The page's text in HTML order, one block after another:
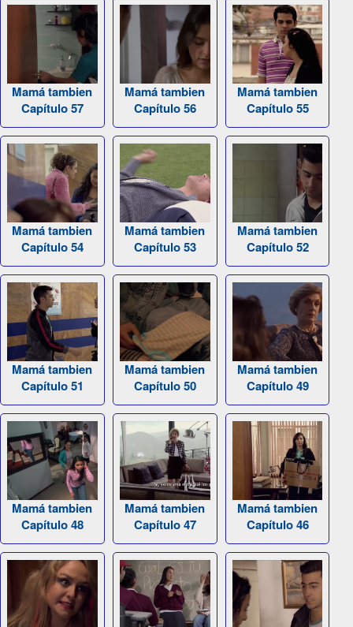
Mamá tambien
Capítulo 57
Mamá tambien
Capítulo 56
Mamá tambien
Capítulo 55
Mamá tambien
Capítulo 54
Mamá tambien
Capítulo 53
Mamá tambien
Capítulo 52
Mamá tambien
Capítulo 51
Mamá tambien
Capítulo 50
Mamá tambien
Capítulo 49
Mamá tambien
Capítulo 48
Mamá tambien
Capítulo 47
Mamá tambien
Capítulo 46